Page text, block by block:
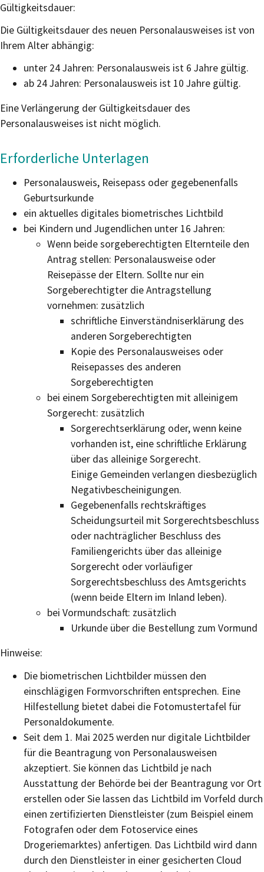
Gültigkeitsdauer:
Die Gültigkeitsdauer des neuen Personalausweises ist von
Ihrem Alter abhängig:
unter 24 Jahren: Personalausweis ist 6 Jahre gültig.
ab 24 Jahren: Personalausweis ist 10 Jahre gültig.
Eine Verlängerung der Gültigkeitsdauer des
Personalausweises ist nicht möglich.
Erforderliche Unterlagen
Personalausweis, Reisepass oder gegebenenfalls
Geburtsurkunde
ein aktuelles digitales biometrisches Lichtbild
bei Kindern und Jugendlichen unter 16 Jahren:
Wenn beide sorgeberechtigten Elternteile den
Antrag stellen: Personalausweise oder
Reisepässe der Eltern. Sollte nur ein
Sorgeberechtigter die Antragstellung
vornehmen: zusätzlich
schriftliche Einverständniserklärung des
anderen Sorgeberechtigten
Kopie des Personalausweises oder
Reisepasses des anderen
Sorgeberechtigten
bei einem Sorgeberechtigten mit alleinigem
Sorgerecht: zusätzlich
Sorgerechtserklärung oder, wenn keine
vorhanden ist, eine schriftliche Erklärung
über das alleinige Sorgerecht.
Einige Gemeinden verlangen diesbezüglich
Negativbescheinigungen.
Gegebenenfalls rechtskräftiges
Scheidungsurteil mit Sorgerechtsbeschluss
oder nachträglicher Beschluss des
Familiengerichts über das alleinige
Sorgerecht oder vorläufiger
Sorgerechtsbeschluss des Amtsgerichts
(wenn beide Eltern im Inland leben).
bei Vormundschaft: zusätzlich
Urkunde über die Bestellung zum Vormund
Hinweise:
Die biometrischen Lichtbilder müssen den
einschlägigen Formvorschriften entsprechen. Eine
Hilfestellung bietet dabei die Fotomustertafel für
Personaldokumente.
Seit dem 1. Mai 2025 werden nur digitale Lichtbilder
für die Beantragung von Personalausweisen
akzeptiert. Sie können das Lichtbild je nach
Ausstattung der Behörde bei der Beantragung vor Ort
erstellen oder Sie lassen das Lichtbild im Vorfeld durch
einen zertifizierten Dienstleister (zum Beispiel einem
Fotografen oder dem Fotoservice eines
Drogeriemarktes) anfertigen. Das Lichtbild wird dann
durch den Dienstleister in einer gesicherten Cloud